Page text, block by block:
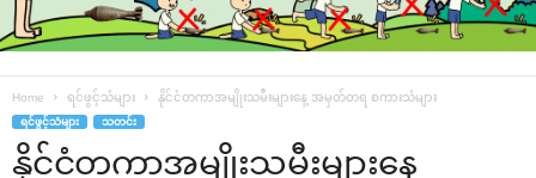
Home ရင်ဖွင့်သံများ နိုင်ငံတကာအမျိုးသမီးများနေ့ အမှတ်တရ စကားသံများ
ရင်ဖွင့်သံများ သတင်း
နိုင်ငံတကာအမျိုးသမီးများနေ့